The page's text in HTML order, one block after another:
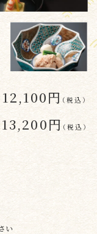
12,100円 （税込 ）
13,200円 （ 税込 ）
い